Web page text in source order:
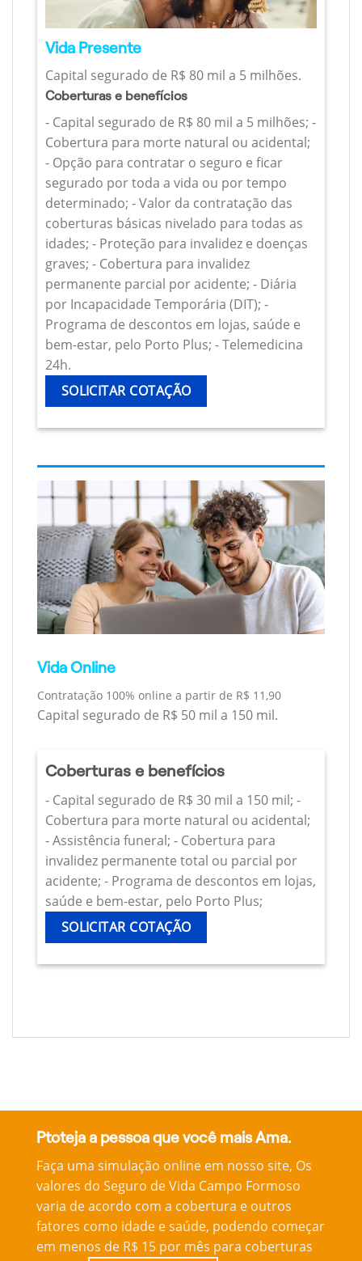
Vida Presente
Capital segurado de R$ 80 mil a 5 milhões.
Coberturas e benefícios
- Capital segurado de R$ 80 mil a 5 milhões; -
Cobertura para morte natural ou acidental;
- Opção para contratar o seguro e ficar
segurado por toda a vida ou por tempo
determinado; - Valor da contratação das
coberturas básicas nivelado para todas as
idades; - Proteção para invalidez e doenças
graves; - Cobertura para invalidez
permanente parcial por acidente; - Diária
por Incapacidade Temporária (DIT); -
Programa de descontos em lojas, saúde e
bem-estar, pelo Porto Plus; - Telemedicina
24h.
SOLICITAR COTAÇÃO
Vida Online
Contratação 100% online a partir de R$ 11,90
Capital segurado de R$ 50 mil a 150 mil.
Coberturas e benefícios
- Capital segurado de R$ 30 mil a 150 mil; -
Cobertura para morte natural ou acidental;
- Assistência funeral; - Cobertura para
invalidez permanente total ou parcial por
acidente; - Programa de descontos em lojas,
saúde e bem-estar, pelo Porto Plus;
SOLICITAR COTAÇÃO
Ptoteja a pessoa que você mais Ama.
Faça uma simulação online em nosso site, Os
valores do Seguro de Vida Campo Formoso
varia de acordo com a cobertura e outros
fatores como idade e saúde, podendo começar
em menos de R$ 15 por mês para coberturas